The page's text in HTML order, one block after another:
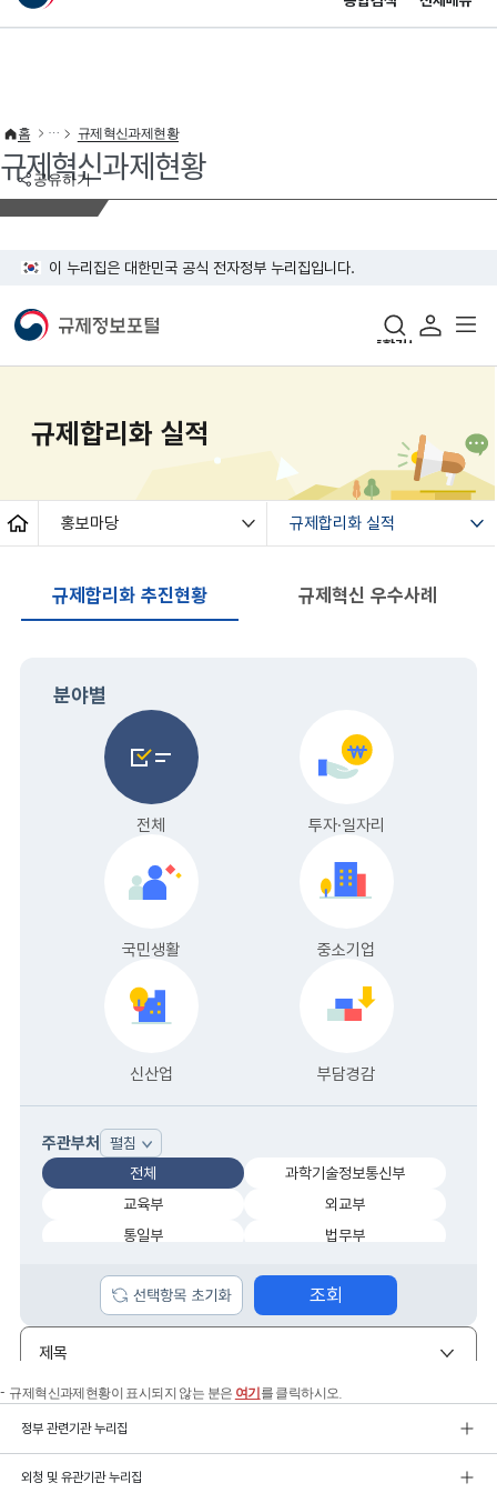
이 누리집은 대한민국 공식 전자정부 누리집입니다.
공유하기
홈 규제혁신과제현황
규제혁신과제현황
규제혁신과제현황이 표시되지 않는 분은 여기 를 클릭하시오.
정부 관련기관 누리집
외청 및 유관기관 누리집